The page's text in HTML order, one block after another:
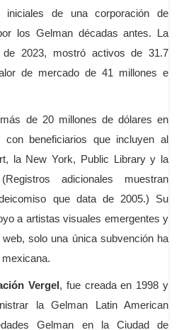
iniciales de una corporación de
los Gelman décadas antes. La
de 2023, mostró activos de 31.7
de mercado de 41 millones e
de 20 millones de dólares en
con beneficiarios que incluyen al
la New York, Public Library y la
adicionales muestran
que data de 2005.) Su
a artistas visuales emergentes y
solo una única subvención ha
Vergel, fue creada en 1998 y
la Gelman Latin American
Gelman en la Ciudad de